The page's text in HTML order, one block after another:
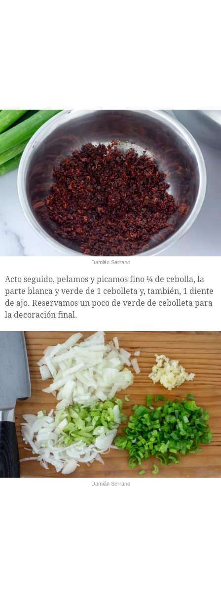
Damián Serrano
Acto seguido, pelamos y picamos fino ¼ de cebolla, la
parte blanca y verde de 1 cebolleta y, también, 1 diente
de ajo. Reservamos un poco de verde de cebolleta para
la decoración final.
Damián Serrano